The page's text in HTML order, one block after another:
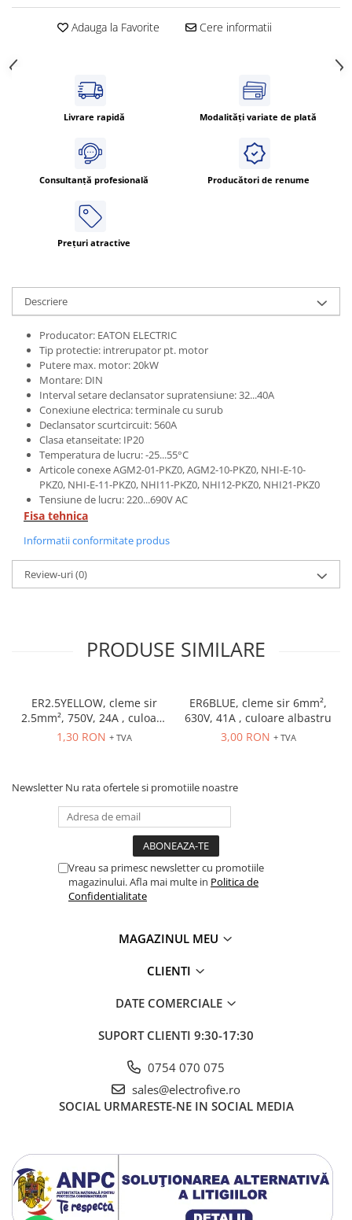
Adauga la Favorite Cere informatii
Livrare rapidă Modalități variate de plată
Consultanță profesională Producători de renume
Prețuri atractive
Descriere
Producator: EATON ELECTRIC
Tip protectie: intrerupator pt. motor
Putere max. motor: 20kW
Montare: DIN
Interval setare declansator supratensiune: 32...40A
Conexiune electrica: terminale cu surub
Declansator scurtcircuit: 560A
Clasa etanseitate: IP20
Temperatura de lucru: -25...55°C
Articole conexe AGM2-01-PKZ0, AGM2-10-PKZ0, NHI-E-10-
PKZ0, NHI-E-11-PKZ0, NHI11-PKZ0, NHI12-PKZ0, NHI21-PKZ0
Tensiune de lucru: 220...690V AC
Fisa tehnica
Informatii conformitate produs
Review-uri(0)
PRODUSE SIMILARE
ER2.5YELLOW, cleme sir
2.5mm², 750V, 24A , culoare
galbena
1,30 RON + TVA
ER6BLUE, cleme sir 6mm²,
630V, 41A , culoare albastru
3,00 RON + TVA
Newsletter Nu rata ofertele si promotiile noastre
Vreau sa primesc newsletter cu promotiile
magazinului. Afla mai multe in Politica de
Confidentialitate
MAGAZINUL MEU
CLIENTI
DATE COMERCIALE
SUPORT CLIENTI 9:30-17:30
0754 070 075
sales@electrofive.ro
SOCIAL URMARESTE-NE IN SOCIAL MEDIA